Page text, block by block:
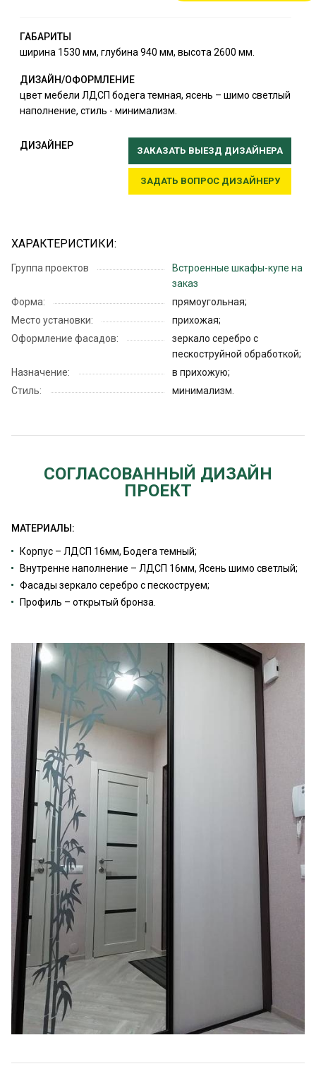
ГАБАРИТЫ
ширина 1530 мм, глубина 940 мм, высота 2600 мм.
ДИЗАЙН/ОФОРМЛЕНИЕ
цвет мебели ЛДСП бодега темная, ясень – шимо светлый
наполнение, стиль - минимализм.
ДИЗАЙНЕР ЗАКАЗАТЬ ВЫЕЗД ДИЗАЙНЕРА
ЗАДАТЬ ВОПРОС ДИЗАЙНЕРУ
ХАРАКТЕРИСТИКИ:
Группа проектов
Встроенные шкафы-купе на
заказ
Форма:
прямоугольная;
Место установки:
прихожая;
Оформление фасадов:
зеркало серебро с
пескоструйной обработкой;
Назначение:
в прихожую;
Стиль:
минимализм.
СОГЛАСОВАННЫЙ ДИЗАЙН
ПРОЕКТ
МАТЕРИАЛЫ:
Корпус – ЛДСП 16мм, Бодега темный;
Внутренне наполнение – ЛДСП 16мм, Ясень шимо светлый;
Фасады зеркало серебро с пескоструем;
Профиль – открытый бронза.